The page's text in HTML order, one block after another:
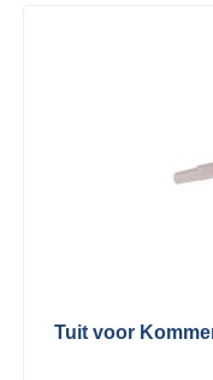
Tuit voor